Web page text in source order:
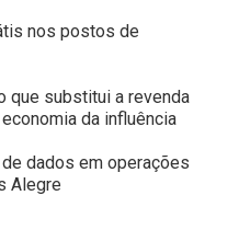
nos postos de
que substitui a revenda
da influência
dados em operações
Alegre